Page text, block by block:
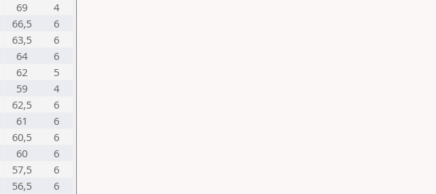
69
4
66,5
6
63,5
6
64
6
62
5
59
4
62,5
6
61
6
60,5
6
60
6
57,5
6
56,5
6